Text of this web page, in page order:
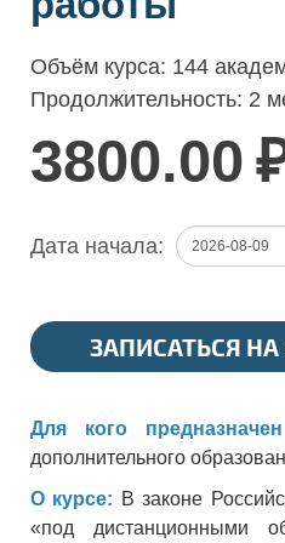
Объём курса: 144
Продолжительность: 2
3800.00
Дата начала:
ЗАПИСАТЬСЯ НА
Для кого
дополнительного
О курсе: В законе
«под дистанционными